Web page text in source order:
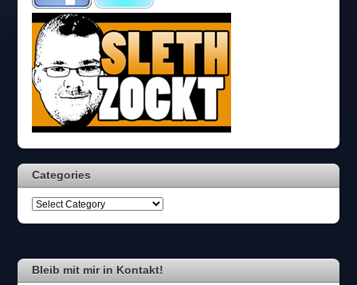
Categories
Bleib mit mir in Kontakt!